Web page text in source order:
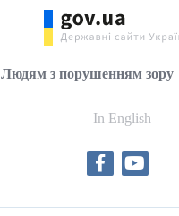
Людям з порушенням зору
In English